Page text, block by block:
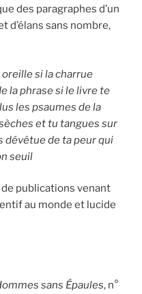
des paragraphes d’un
d’élans sans nombre,
oreille si la charrue
la phrase si le livre te
les psaumes de la
et tu tangues sur
dévêtue de ta peur qui
seuil
publications venant
au monde et lucide
sans Épaules, n°